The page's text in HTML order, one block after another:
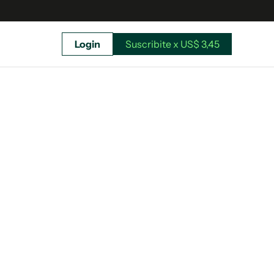
Login Suscribite x US$ 3,45